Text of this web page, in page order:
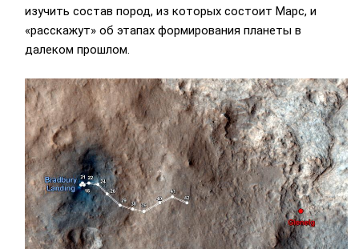
изучить состав пород, из которых состоит Марс, и
«расскажут» об этапах формирования планеты в
далеком прошлом.